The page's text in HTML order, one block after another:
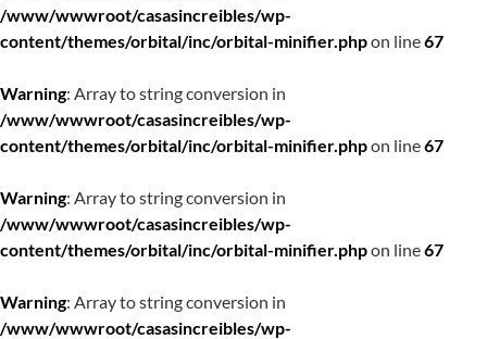
/www/wwwroot/casasincreibles/wp-
content/themes/orbital/inc/orbital-minifier.phpon line67
Warning: Array to string conversion in
/www/wwwroot/casasincreibles/wp-
content/themes/orbital/inc/orbital-minifier.phpon line67
Warning: Array to string conversion in
/www/wwwroot/casasincreibles/wp-
content/themes/orbital/inc/orbital-minifier.phpon line67
Warning: Array to string conversion in
/www/wwwroot/casasincreibles/wp-